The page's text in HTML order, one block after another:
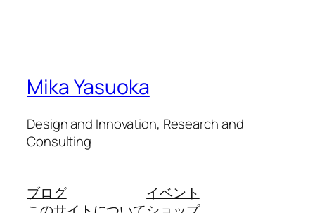
Mika Yasuoka
Design and Innovation, Research and
Consulting
ブログ
イベント